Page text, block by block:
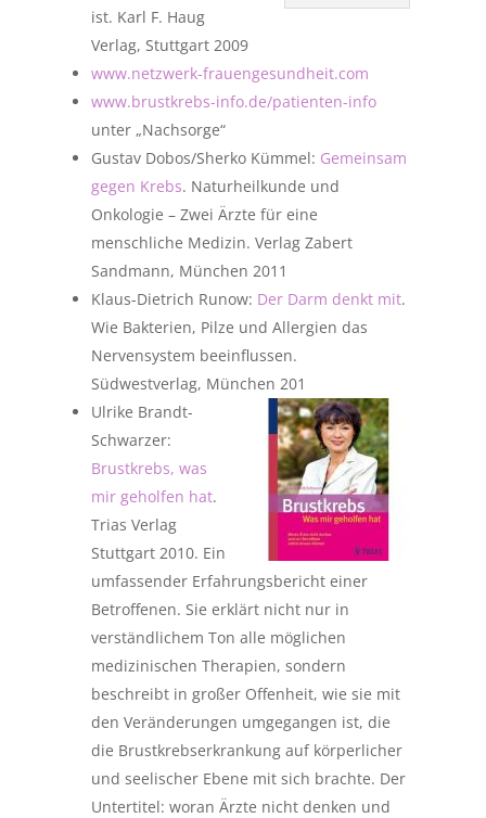
ist. Karl F. Haug
Verlag, Stuttgart 2009
www.netzwerk-frauengesundheit.com
www.brustkrebs-info.de/patienten-info
unter „Nachsorge“
Gustav Dobos/Sherko Kümmel: Gemeinsam
gegen Krebs. Naturheilkunde und
Onkologie – Zwei Ärzte für eine
menschliche Medizin. Verlag Zabert
Sandmann, München 2011
Klaus-Dietrich Runow: Der Darm denkt mit.
Wie Bakterien, Pilze und Allergien das
Nervensystem beeinflussen.
Südwestverlag, München 201
Ulrike Brandt-
Schwarzer:
Brustkrebs, was
mir geholfen hat.
Trias Verlag
Stuttgart 2010. Ein
umfassender Erfahrungsbericht einer
Betroffenen. Sie erklärt nicht nur in
verständlichem Ton alle möglichen
medizinischen Therapien, sondern
beschreibt in großer Offenheit, wie sie mit
den Veränderungen umgegangen ist, die
die Brustkrebserkrankung auf körperlicher
und seelischer Ebene mit sich brachte. Der
Untertitel: woran Ärzte nicht denken und